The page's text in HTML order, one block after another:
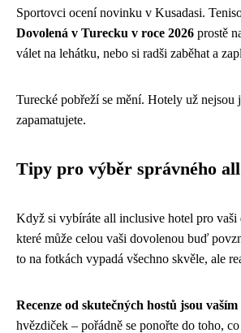
Sportovci ocení novinku v Kusadasi.
Dovolená v Turecku v roce 2026 prostě
válet na lehátku, nebo si radši zaběhat a
Turecké pobřeží se mění. Hotely už
zapamatujete.
Tipy pro výběr správného
Když si vybíráte all inclusive hotel pro
které může celou vaši dovolenou buď
to na fotkách vypadá všechno skvěle, ale
Recenze od skutečných hostů jsou
hvězdiček – pořádně se ponořte do toho,